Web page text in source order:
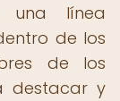
una línea
de los
de los
destacar y